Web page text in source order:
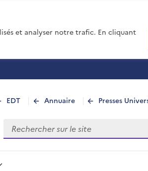
et analyser notre trafic. En cliquant
EDT Annuaire Presses
Rechercher sur le site